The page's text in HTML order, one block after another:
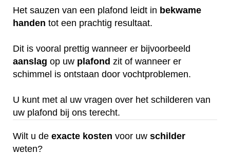
Het sauzen van een plafond leidt in bekwame
handen tot een prachtig resultaat.
Dit is vooral prettig wanneer er bijvoorbeeld
aanslag op uw plafond zit of wanneer er
schimmel is ontstaan door vochtproblemen.
U kunt met al uw vragen over het schilderen van
uw plafond bij ons terecht.
Wilt u de exacte kosten voor uw schilder
weten?